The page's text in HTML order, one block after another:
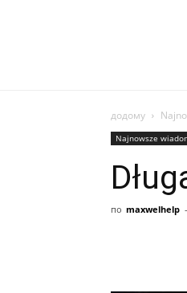
додому
Najnowsze
по maxwelhelp -